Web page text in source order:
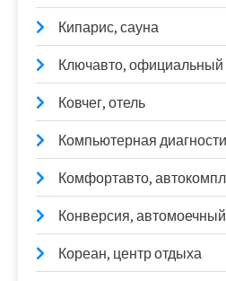
Кипарис, сауна
Ключавто, официальный
Ковчег, отель
Компьютерная
Комфортавто,
Конверсия,
Кореан, центр отдыха